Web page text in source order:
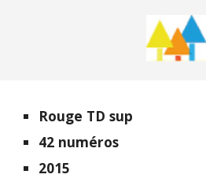
Rouge TD sup
42 numéros
2015